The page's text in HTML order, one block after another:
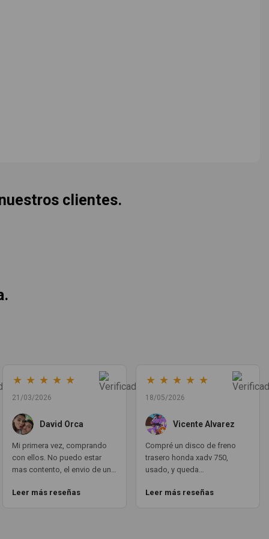
clientes.
★ ★ ★ ★ ★
21/03/2026
David Orca
Mi primera vez, comprando
con ellos. No puedo estar
mas contento, el envio de un
momento estan atentos a la
Leer más reseñas
★ ★ ★ ★ ★
18/05/2026
Vicente Alvarez
Compré un disco de freno
trasero honda xadv 750,
usado, y queda
funciona como si fuera
Leer más reseñas